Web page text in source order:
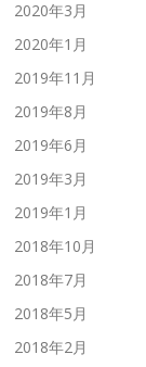
2020年3月
2020年1月
2019年11月
2019年8月
2019年6月
2019年3月
2019年1月
2018年10月
2018年7月
2018年5月
2018年2月